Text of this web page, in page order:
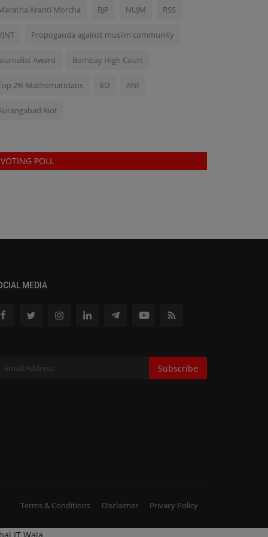
Kranti Morcha BJP NUJM RSS
Propoganda against muslim community
Award Bombay High Court
2% Mathematicians ED ANI
Riot
VOTING POLL
MEDIA
Subscribe
Terms & Conditions Disclaimer Privacy Policy